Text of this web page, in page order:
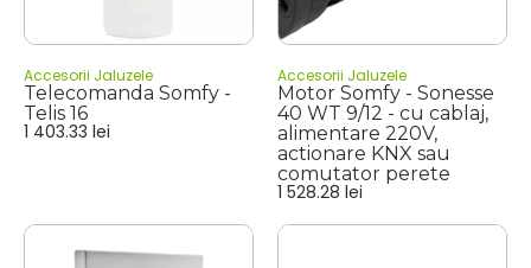
Accesorii Jaluzele
Telecomanda Somfy -
Telis 16
1 403.33 lei
Accesorii Jaluzele
Motor Somfy - Sonesse
40 WT 9/12 - cu cablaj,
alimentare 220V,
actionare KNX sau
comutator perete
1 528.28 lei